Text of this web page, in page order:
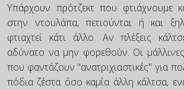
Υπάρχουν πρότζεκτ που φτιάχνουμε
στην ντουλάπα, πετιούνται ή και
φτιαχτεί κάτι άλλο. Αν πλέξεις
αδύνατο να μην φορεθούν. Οι
που φαντάζουν "ανατριχιαστικές" για
πόδια ζέστα όσο καμία άλλη κάλτσα,